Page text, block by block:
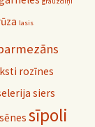
lasis
rozīnes
siers
sēnes sīpoli